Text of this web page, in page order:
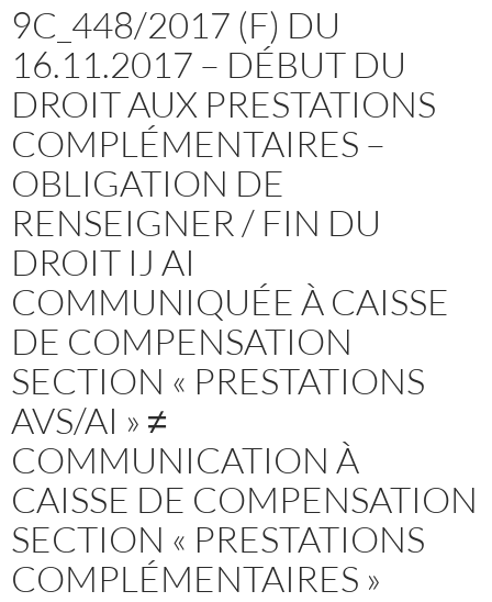
9C_448/2017 (F) DU
16.11.2017 – DÉBUT DU
DROIT AUX PRESTATIONS
COMPLÉMENTAIRES –
OBLIGATION DE
RENSEIGNER / FIN DU
DROIT IJ AI
COMMUNIQUÉE À CAISSE
DE COMPENSATION
SECTION « PRESTATIONS
AVS/AI » ≠
COMMUNICATION À
CAISSE DE COMPENSATION
SECTION « PRESTATIONS
COMPLÉMENTAIRES »